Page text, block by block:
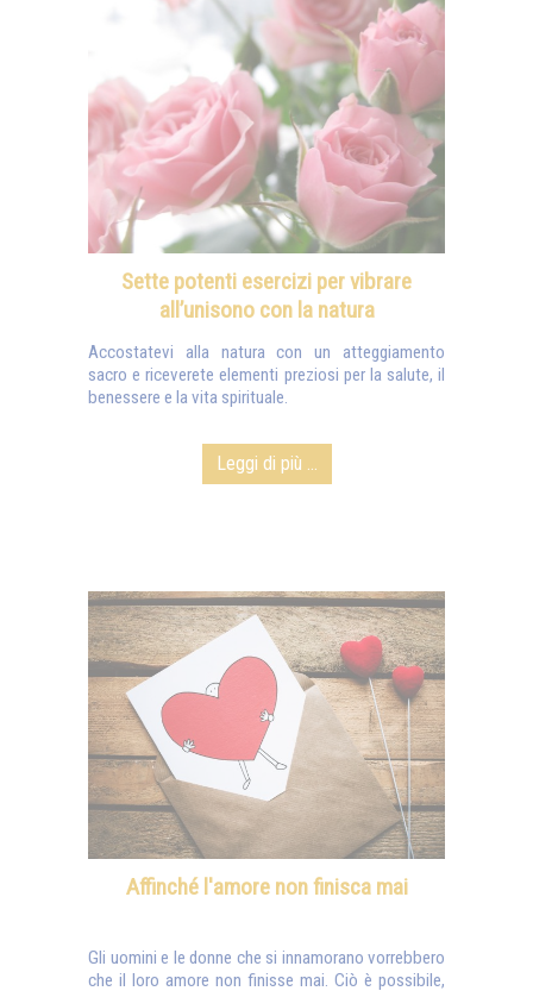
Sette potenti esercizi per vibrare
all’unisono con la natura
Accostatevi alla natura con un atteggiamento
sacro e riceverete elementi preziosi per la salute, il
benessere e la vita spirituale.
Leggi di più ...
Affinché l'amore non finisca mai
Gli uomini e le donne che si innamorano vorrebbero
che il loro amore non finisse mai. Ciò è possibile,